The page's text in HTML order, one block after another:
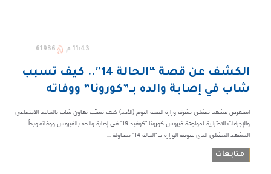
11:43 م 61936
الكشف عن قصة “الحالة 14″.. كيف تسبب
شاب في إصابة والده بـ”كورونا” ووفاته
استعرض مشهد تمثيلي نشرته وزارة الصحة اليوم (الأحد) كيف تسبّب تهاون شاب بالتباعد الاجتماعي
والإجراءات الاحترازية لمواجهة فيروس كورونا "كوفيد 19" في إصابة والده بالفيروس ووفاته.وبدأ
المشهد التمثيلي الذي عنونته الوزارة بـ "الحالة 14" بمحاولة ...
متابعات